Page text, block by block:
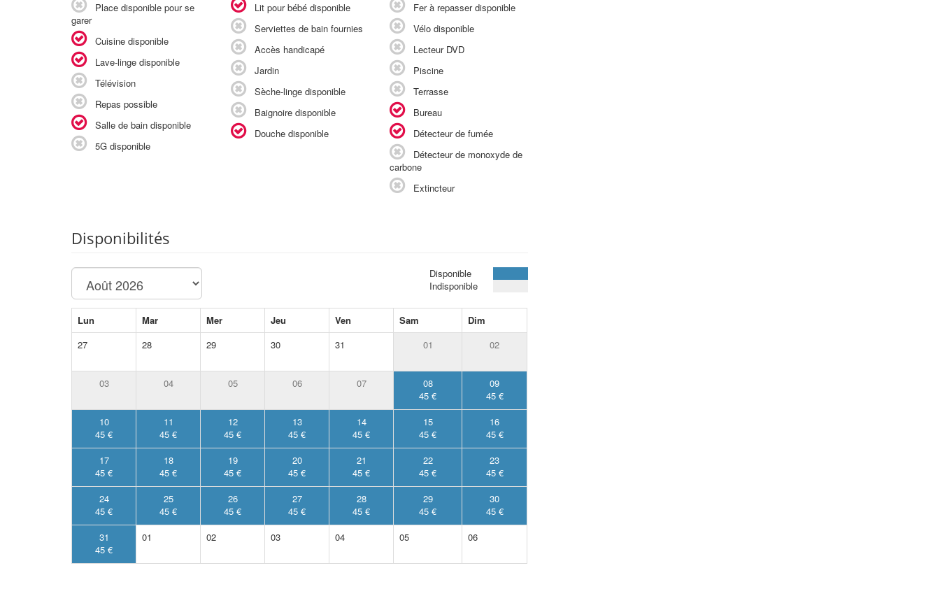
Place disponible pour se
garer
Cuisine disponible
Lave-linge disponible
Télévision
Repas possible
Salle de bain disponible
5G disponible
Lit pour bébé disponible
Serviettes de bain fournies
Accès handicapé
Jardin
Sèche-linge disponible
Baignoire disponible
Douche disponible
Fer à repasser disponible
Vélo disponible
Lecteur DVD
Piscine
Terrasse
Bureau
Détecteur de fumée
Détecteur de monoxyde de
carbone
Extincteur
Disponibilités
Disponible
Indisponible
Lun Mar Mer Jeu Ven Sam
Dim
27
28 29 30 31 01 02
03 04 05 06 07
08
45 €
09
45 €
10
45 €
11
45 €
12
45 €
13
45 €
14
45 €
15
45 €
16
45 €
17
45 €
18
45 €
19
45 €
20
45 €
21
45 €
22
45 €
23
45 €
24
45 €
25
45 €
26
45 €
27
45 €
28
45 €
29
45 €
30
45 €
31
45 €
01 02 03 04 05 06